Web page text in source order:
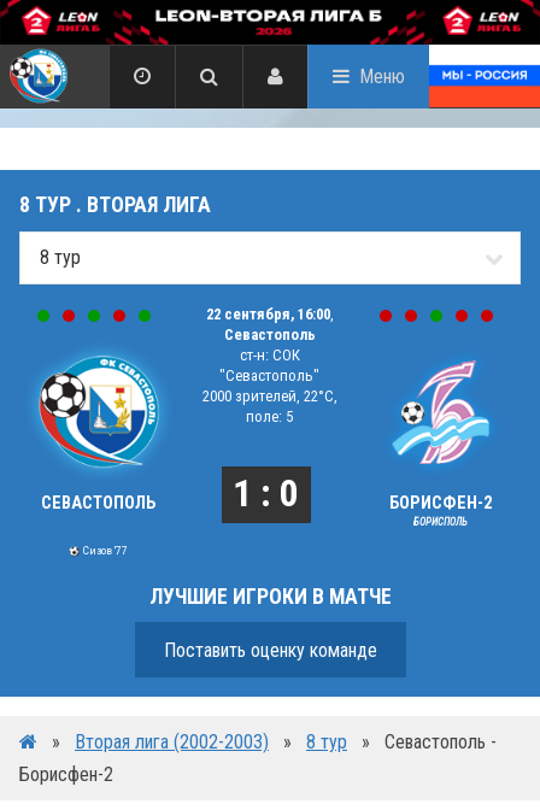
Меню
8 ТУР . ВТОРАЯ ЛИГА
СЕВАСТОПОЛЬ
Сизов '77
22 сентября, 16:00,
Севастополь
ст-н: СОК
"Севастополь"
2000 зрителей, 22°C,
поле: 5
1 : 0 БОРИСФЕН-2
БОРИСПОЛЬ
ЛУЧШИЕ ИГРОКИ В МАТЧЕ
Поставить оценку команде
» Вторая лига (2002-2003) » 8 тур »
Севастополь -
Борисфен-2